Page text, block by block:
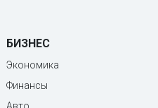
БИЗНЕС
Экономика
Финансы